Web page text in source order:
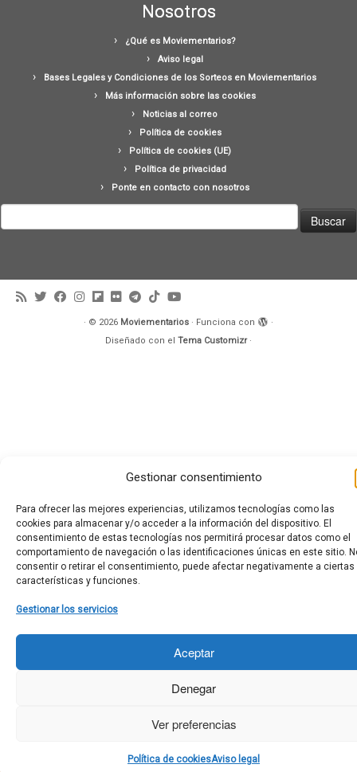
Gestionar consentimiento
Para ofrecer las mejores experiencias, utilizamos tecnologías como las
cookies para almacenar y/o acceder a la información del dispositivo. El
consentimiento de estas tecnologías nos permitirá procesar datos como el
comportamiento de navegación o las identificaciones únicas en este sitio.
consentir o retirar el consentimiento, puede afectar negativamente a ciertas
características y funciones.
Gestionar los servicios
Aceptar
Denegar
Ver preferencias
Política de cookiesAviso legal
Nosotros
¿Qué es Moviementarios?
Aviso legal
Bases Legales y Condiciones de los Sorteos en Moviementarios
Más información sobre las cookies
Noticias al correo
Política de cookies
Política de cookies (UE)
Política de privacidad
Ponte en contacto con nosotros
· © 2026 Moviementarios · Funciona con
·
Diseñado con el Tema Customizr·